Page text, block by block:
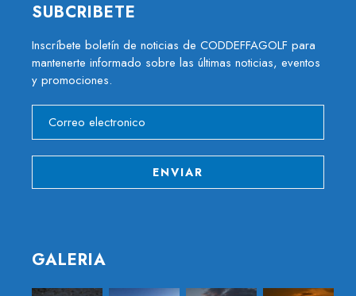
SUBCRIBETE
Inscríbete boletín de noticias de CODDEFFAGOLF para
mantenerte informado sobre las últimas noticias, eventos
y promociones.
GALERIA